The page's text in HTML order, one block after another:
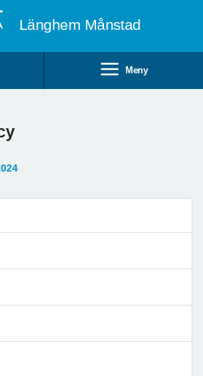
Länghem Månstad
Meny